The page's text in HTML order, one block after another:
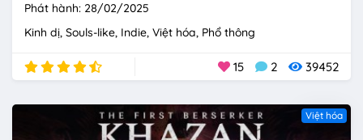
Phát hành: 28/02/2025
Kinh dị Souls-like Indie Việt hóa Phổ thông
15 2 39452
Việt hóa